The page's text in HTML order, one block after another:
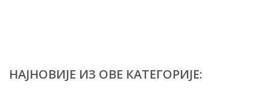
НАЈНОВИЈЕ ИЗ ОВЕ КАТЕГОРИЈЕ: